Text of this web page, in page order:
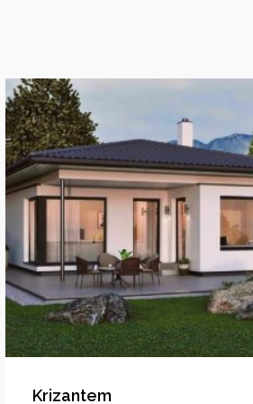
Krizantem